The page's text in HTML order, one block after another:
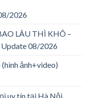
2026
LÂU THÌ KHÔ –
08/2026
ảnh+video)
uy tín tại Hà Nội